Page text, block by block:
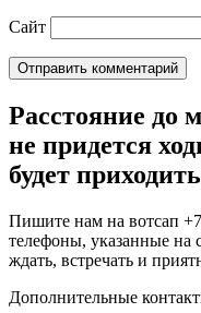
Сайт
Расстояние до
не придется
будет
Пишите нам на вотсап
телефоны, указанные на
ждать, встречать и
Дополнительные